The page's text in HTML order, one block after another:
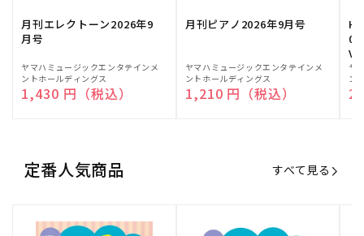
月刊エレクトーン2026年9
月号
販
売
元:
ヤマハミュージックエンタテインメ
ントホールディングス
通常価格
1,430 円（税込）
月刊ピアノ2026年9月号
販
売
元:
ヤマハミュージックエンタテインメ
ントホールディングス
通常価格
1,210 円（税込）
販
売
元:
ヤ
ン
定番人気商品 すべて見る